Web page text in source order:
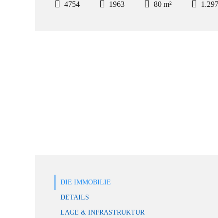
4754 1963 80 m²
DIE IMMOBILIE
DETAILS
LAGE & INFRASTRUKTUR